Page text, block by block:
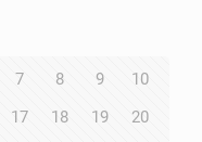
7 8 9
10
17 18 19
20